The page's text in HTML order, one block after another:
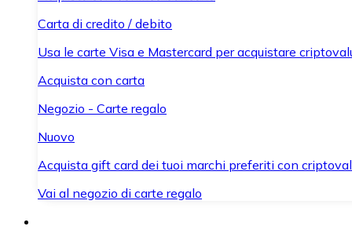
Carta di credito / debito
Usa le carte Visa e Mastercard per acquistare
Acquista con carta
Negozio - Carte regalo
Nuovo
Acquista gift card dei tuoi marchi preferiti con
Vai al negozio di carte regalo